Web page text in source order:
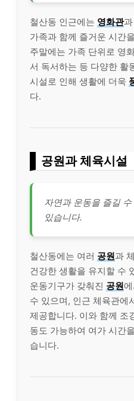
철산동 인근에는 영화관과
가족과 함께 즐거운 시간
주말에는 가족 단위로 영
서 독서하는 등 다양한 활
시설로 인해 생활에 더욱
다.
공원과 체육시설
자연과 운동을 즐길
있습니다.
철산동에는 여러 공원과
건강한 생활을 유지할 수
운동기구가 갖춰진 공원
수 있으며, 인근 체육관에
제공합니다. 이와 함께 조
동도 가능하여 여가 시간
습니다.